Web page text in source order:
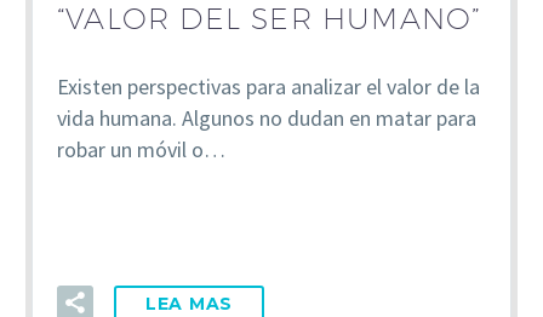
“VALOR DEL SER HUMANO”
Existen perspectivas para analizar el valor de la
vida humana. Algunos no dudan en matar para
robar un móvil o…
LEA MAS